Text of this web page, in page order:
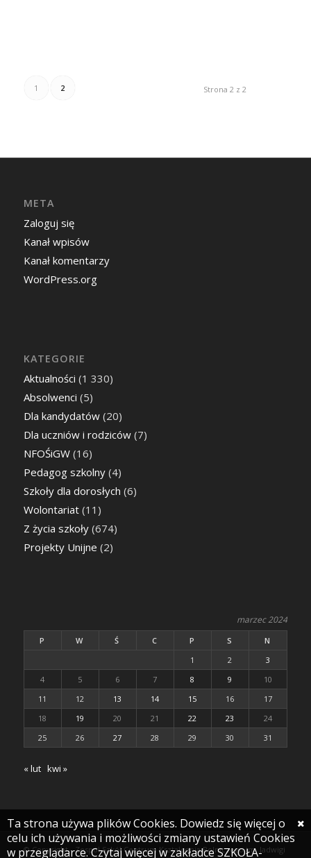
Strona 2 z 2
1 2
META
Zaloguj się
Kanał wpisów
Kanał komentarzy
WordPress.org
KATEGORIE
Aktualności (1 330)
Absolwenci (5)
Dla kandydatów(20)
Dla uczniów i rodziców(7)
NFOŚiGW(16)
Pedagog szkolny(4)
Szkoły dla dorosłych (6)
Wolontariat(11)
Z życia szkoły(674)
Projekty Unijne (2)
marzec 2024
P W Ś C P S
N
1
2
3
4
5 6 7 8 9
10
11
12 13 14 15 16
17
18
19 20 21 22 23
24
25
26 27 28 29 30 31
« lut kwi »
© Copyright - Zespół Szkół Centrum Kształcenia Rolniczego im. Jadwigi
Ta strona używa plików Cookies. Dowiedz się więcej o
celu ich używania i możliwości zmiany ustawień Cookies
w przeglądarce. Czytaj więcej w zakładce SZKOŁA-